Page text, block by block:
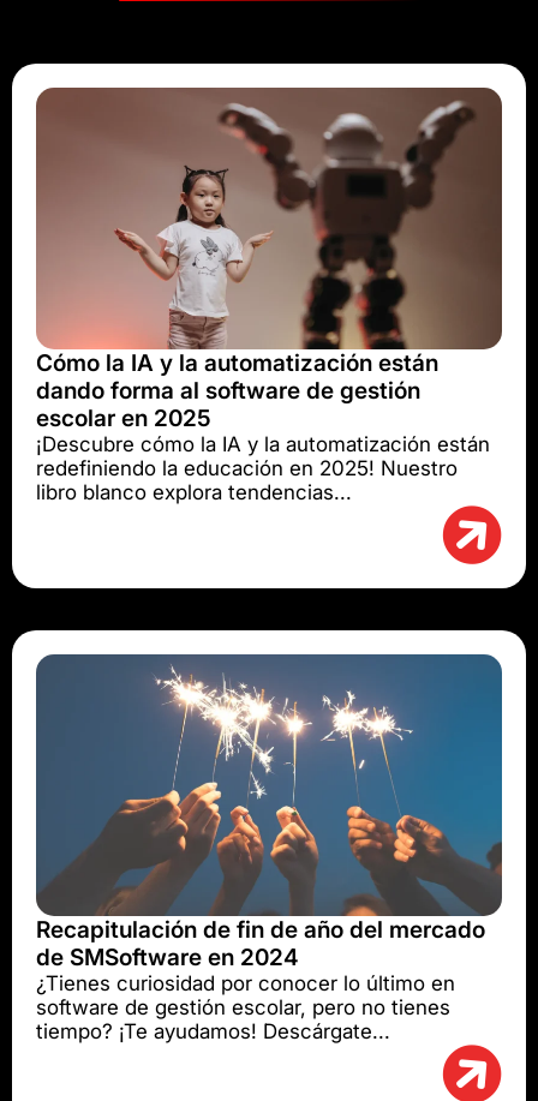
Cómo la IA y la automatización están
dando forma al software de gestión
escolar en 2025
¡Descubre cómo la IA y la automatización están
redefiniendo la educación en 2025! Nuestro
libro blanco explora tendencias...
Recapitulación de fin de año del mercado
de SMSoftware en 2024
¿Tienes curiosidad por conocer lo último en
software de gestión escolar, pero no tienes
tiempo? ¡Te ayudamos! Descárgate...